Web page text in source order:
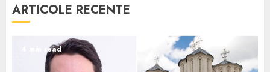
ARTICOLE RECENTE
4 min read